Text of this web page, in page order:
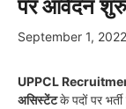
पर आवेदन शुरु
September 1, 2022
UPPCL
असिस्टेंटके पदों पर